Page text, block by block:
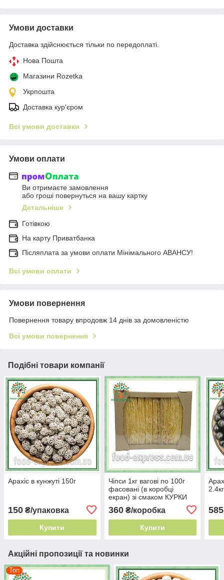
Умови доставки
Доставка здійснюється тільки по передоплаті.
Нова Пошта
Магазини Rozetka
Укрпошта
Доставка кур'єром
Всі умови доставки
Умови оплати
Ви отримаєте замовлення
або гроші повернуться на вашу картку
Детальніше
Готівкою
На карту Приватбанка
Післяплата за умови оплати Мінімального АВАНСУ!
Всі умови оплати
Умови повернення
Повернення товару впродовж 14 днів за домовленістю
Всі умови повернення
Подібні товари компанії
Арахіс в кунжуті 150г
150 ₴/упаковка
Купити
Чіпси 1кг вагові по 100г
фасовані (в коробці
екран) зі смаком КУРКИ
360₴/коробка
Купити
585
Акційні пропозиції та новинки
Топ